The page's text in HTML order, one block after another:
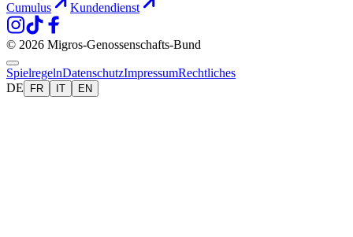
Cumulus
Kundendienst
© 2026 Migros-Genossenschafts-Bund
SpielregelnDatenschutzImpressumRechtliches
DE
FR IT EN